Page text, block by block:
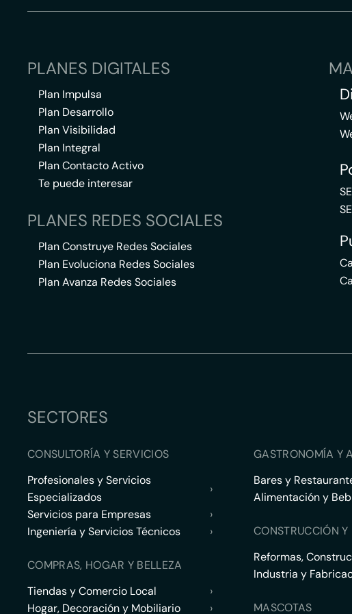
PLANES DIGITALES
Plan Impulsa
Plan Desarrollo
Plan Visibilidad
Plan Integral
Plan Contacto Activo
Te puede interesar
PLANES REDES SOCIALES
Plan Construye Redes Sociales
Plan Evoluciona Redes Sociales
Plan Avanza Redes Sociales
SECTORES
CONSULTORÍA Y SERVICIOS
Profesionales y Servicios
Especializados
›
Servicios para Empresas
›
Ingeniería y Servicios Técnicos
›
COMPRAS, HOGAR Y BELLEZA
Tiendas y Comercio Local
›
Hogar, Decoración y Mobiliario
›
GASTRONOMÍA Y
Bares y
Alimentación y
CONSTRUCCIÓN Y
Reformas,
Industria y
MASCOTAS